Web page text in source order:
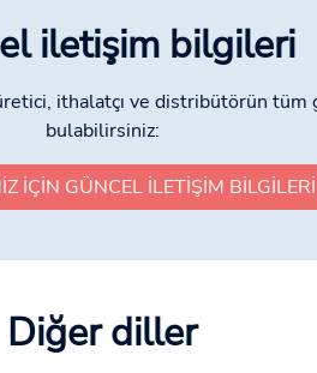
iletişim bilgileri
ithalatçı ve distribütörün
bulabilirsiniz:
IÇIN GÜNCEL ILETIŞIM BILGILERI
Diğer diller